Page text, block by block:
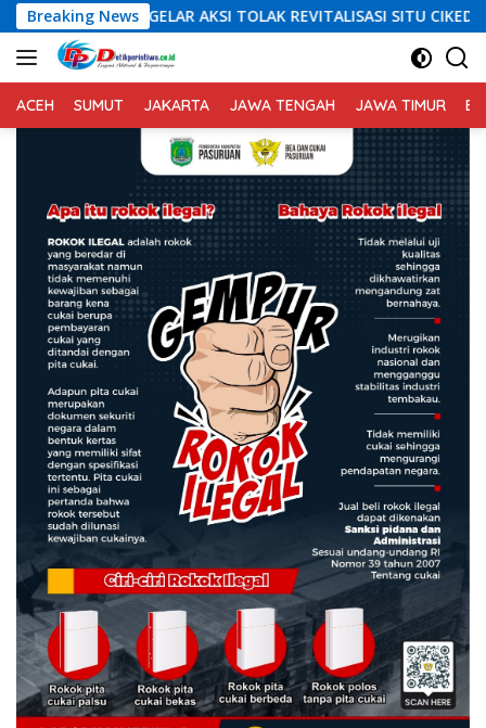
Langsung
ke
konten
Breaking News
AKSI TOLAK REVITALISASI SITU CIKEDAL, 150 PESERTA
ACEH SUMUT JAKARTA JAWA TENGAH JAWA TIMUR